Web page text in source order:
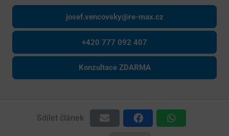
josef.vencovsky@re-max.cz
+420 777 092 407
Konzultace ZDARMA
Sdílet článek